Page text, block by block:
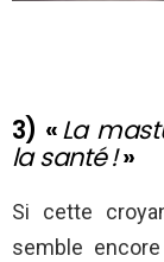
3) «La
la santé !»
Si cette
semble